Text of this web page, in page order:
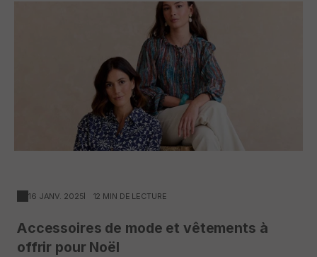
16 JANV. 2025 12 MIN DE LECTURE
Accessoires de mode et vêtements à
offrir pour Noël